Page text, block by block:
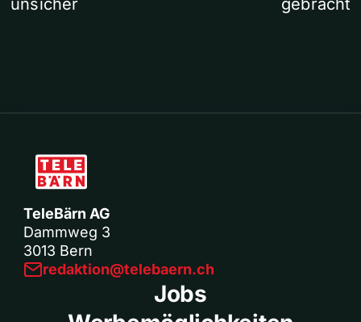
unsicher
gebracht
TeleBärn AG
Dammweg 3
3013 Bern
redaktion@telebaern.ch
Jobs